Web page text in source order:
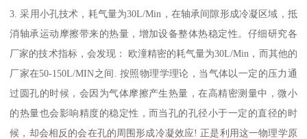
3. 采用小孔技术，耗气量为30L/Min，在轴承间隙形成冷凝区域，抵
消轴承运动摩擦带来的热量，增加设备整体热稳定性。仔细研究各
厂家的技术指标，会发现： 欧潼精密的耗气量为30L/Min，而其他的
厂家在50-150L/MIN之间. 按照物理学理论，当气体以一定的压力通
过圆孔的时候，会因为气体摩擦产生热量，在高精密测量中，微小
的热量也会影响精度的稳定性，而当孔的孔径小于一定的直径的时
候，却会相反的会在孔的周围形成冷凝效应! 正是利用这一物理学原